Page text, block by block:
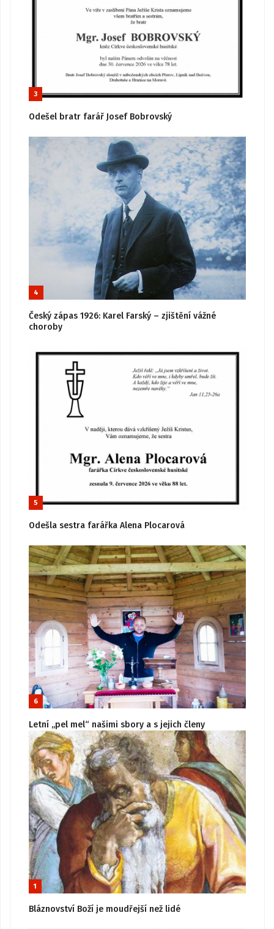
3
Odešel bratr farář Josef Bobrovský
4
Český zápas 1926: Karel Farský – zjištění vážné
choroby
5
Odešla sestra farářka Alena Plocarová
6
Letní „pel mel“ našimi sbory a s jejich členy
1
Bláznovství Boží je moudřejší než lidé